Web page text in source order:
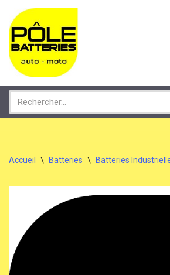
Aller
au
contenu
Accueil \ Batteries \ Batteries